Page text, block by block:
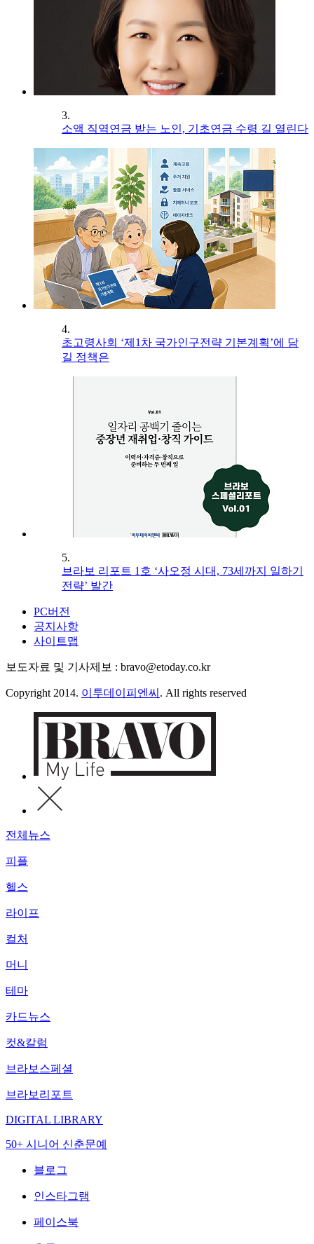
3.
소액 직역연금 받는 노인, 기초연금 수령 길 열린다
4.
초고령사회 ‘제1차 국가인구전략 기본계획’에 담
길 정책은
5.
브라보 리포트 1호 ‘사오정 시대, 73세까지 일하기
전략’ 발간
PC버전
공지사항
사이트맵
보도자료 및 기사제보 : bravo@etoday.co.kr
Copyright 2014. 이투데이피엔씨 . All rights reserved
전체뉴스
피플
헬스
라이프
컬처
머니
테마
카드뉴스
컷&칼럼
브라보스페셜
브라보리포트
DIGITAL LIBRARY
50+ 시니어 신춘문예
블로그
인스타그램
페이스북